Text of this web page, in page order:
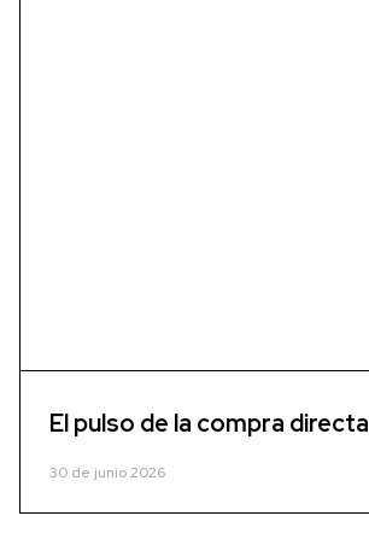
El pulso de la compra directa
30 de junio 2026